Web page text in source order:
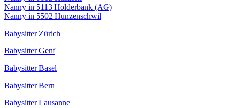
Nanny in 5113 Holderbank (AG)
Nanny in 5502 Hunzenschwil
Babysitter Zürich
Babysitter Genf
Babysitter Basel
Babysitter Bern
Babysitter Lausanne